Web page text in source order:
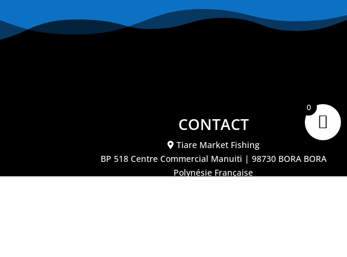
CONTACT
Tiare Market Fishing
BP 518 Centre Commercial Manuiti | 98730 BORA BORA
Polynésie Française
0